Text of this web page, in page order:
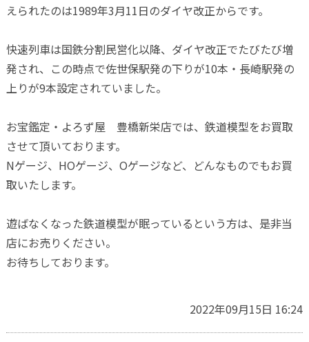
えられたのは1989年3月11日のダイヤ改正からです。
快速列車は国鉄分割民営化以降、ダイヤ改正でたびたび増
発され、この時点で佐世保駅発の下りが10本・長崎駅発の
上りが9本設定されていました。
お宝鑑定・よろず屋 豊橋新栄店では、鉄道模型をお買取
させて頂いております。
Nゲージ、HOゲージ、Oゲージなど、どんなものでもお買
取いたします。
遊ばなくなった鉄道模型が眠っているという方は、是非当
店にお売りください。
お待ちしております。
2022年09月15日 16:24